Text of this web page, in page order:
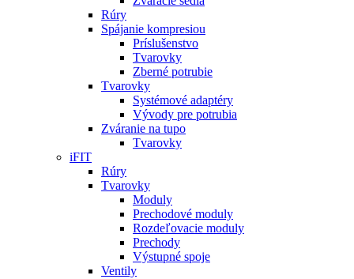
Rúry
Spájanie kompresiou
Príslušenstvo
Tvarovky
Zberné potrubie
Tvarovky
Systémové adaptéry
Vývody pre potrubia
Zváranie na tupo
Tvarovky
iFIT
Rúry
Tvarovky
Moduly
Prechodové moduly
Rozdeľovacie moduly
Prechody
Výstupné spoje
Ventily